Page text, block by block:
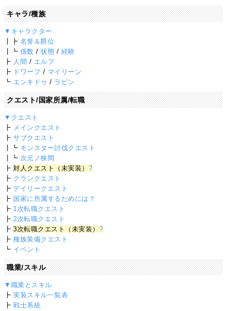
キャラ/種族
▼キャラクター
┃┣ 名誉＆爵位
┃┗ 係数 /状態 / 経験
┣ 人間 / エルフ
┣ ドワーフ / マイリーン
┗ エンキドゥ / ラピン
クエスト/国家所属/転職
▼クエスト
┣ メインクエスト
┣サブクエスト
┃┗ モンスター討伐クエスト
┃┗ 次元ノ狭間
┣対人クエスト（未実装） ?
┣ クランクエスト
┣デイリークエスト
┣ 国家に所属するためには？
┣ 1次転職クエスト
┣ 2次転職クエスト
┣3次転職クエスト（未実装） ?
┣種族装備クエスト
┗ イベント
職業/スキル
▼職業とスキル
┣実装スキル一覧表
┣戦士系統